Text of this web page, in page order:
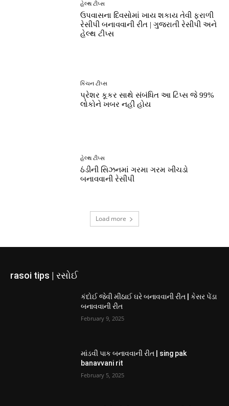
હેલ્થ ટીપ્સ
ઉપવાસના દિવસોમાં ખાય શકાય તેવી ફરાળી
રેસીપી બનાવવાની રીત | ગુજરાતી રેસીપી અને
હેલ્થ ટીપ્સ
કિચન ટીપ્સ
પ્રેશર કૂકર સાથે સંબંધિત આ ટિપ્સ જે 99%
લોકોને ખબર નહીં હોય
હેલ્થ ટીપ્સ
ઠંડીની સિઝનમાં ગરમા ગરમ ખીચડો
બનાવવાની રેસીપી
Load more
rasoi tips | રસોઈ
કંદોઈ જેવી મીઠાઈ ઘરે બનાવવાની રીત | કેસર પેંડા
બનાવવાની રીત
February 9, 2025
માંડવી પાક બનાવવાની રીત | sing pak
banavvani rit
February 5, 2025